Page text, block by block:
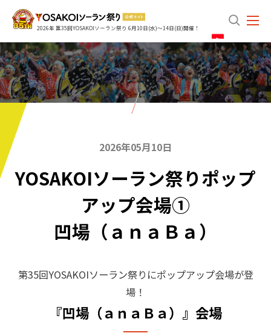
2026年 第35回YOSAKOIソーラン祭り 6月10日(水)～14日(日)開催！
search
2026年05月10日
YOSAKOIソーラン祭りポップ
アップ会場①
凹場（ａｎａＢａ）
第35回YOSAKOIソーラン祭りにポップアップ会場が登
場！
『凹場（ａｎａＢａ）』会場